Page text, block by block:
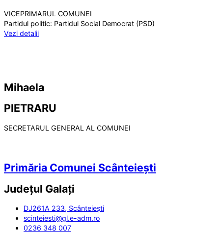
VICEPRIMARUL COMUNEI
Partidul politic: Partidul Social Democrat (PSD)
Vezi detalii
Mihaela
PIETRARU
SECRETARUL GENERAL AL COMUNEI
Primăria Comunei Scânteiești
Județul Galați
DJ261A 233, Scânteieşti
scinteiesti@gl.e-adm.ro
0236 348 007